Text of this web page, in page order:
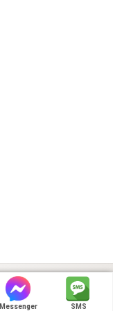
Messenger SMS